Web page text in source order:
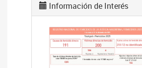
Información de Interés